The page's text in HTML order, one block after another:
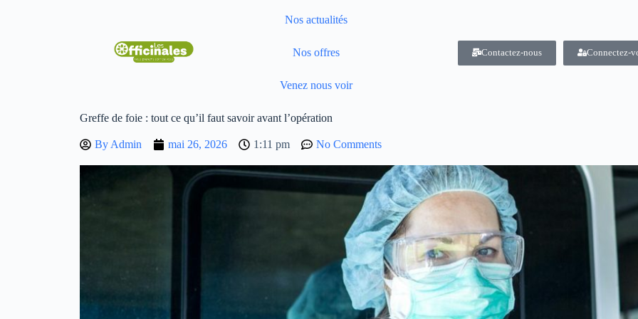
Nos actualités
Nos offres
Venez nous voir
Contactez-nous Connectez-
Greffe de foie : tout ce qu’il faut savoir avant l’opération
By Admin mai 26, 2026 1:11 pm No Comments